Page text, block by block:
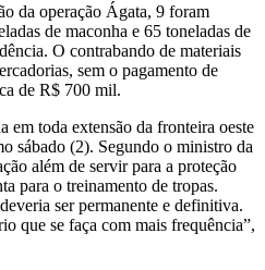
da operação Ágata, 9 foram
de maconha e 65 toneladas de
O contrabando de materiais
sem o pagamento de
de R$ 700 mil.
em toda extensão da fronteira oeste
sábado (2). Segundo o ministro da
além de servir para a proteção
para o treinamento de tropas.
ser permanente e definitiva.
que se faça com mais frequência”,